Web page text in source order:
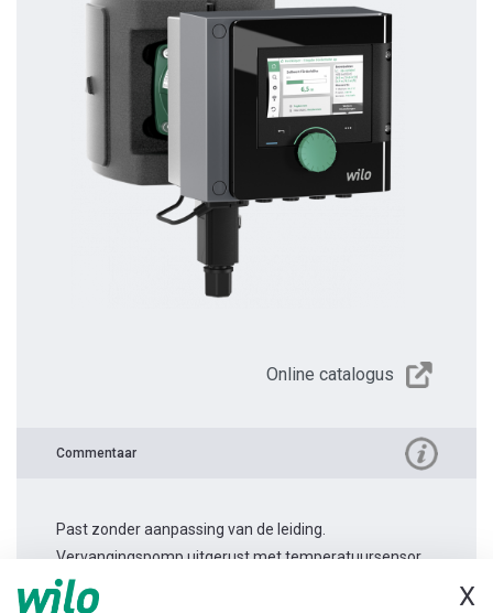
X
Online catalogus
Commentaar
Past zonder aanpassing van de leiding.
Vervangingspomp uitgerust met temperatuursensor.